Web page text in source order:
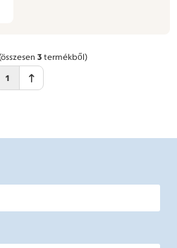
3termékből)
1